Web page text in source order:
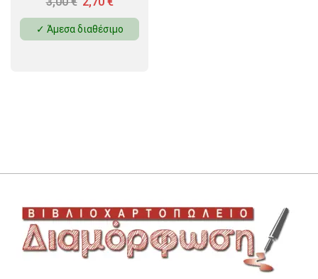
✓ Άμεσα διαθέσιμο